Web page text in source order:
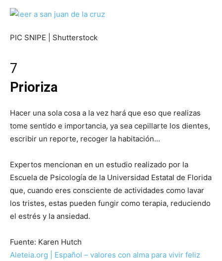
PIC SNIPE | Shutterstock
7
Prioriza
Hacer una sola cosa a la vez hará que eso que realizas
tome sentido e importancia, ya sea cepillarte los dientes,
escribir un reporte, recoger la habitación…
Expertos mencionan en un estudio realizado por la
Escuela de Psicología de la Universidad Estatal de Florida
que, cuando eres consciente de actividades como lavar
los tristes, estas pueden fungir como terapia, reduciendo
el estrés y la ansiedad.
Fuente: Karen Hutch
Aleteia.org | Español – valores con alma para vivir feliz